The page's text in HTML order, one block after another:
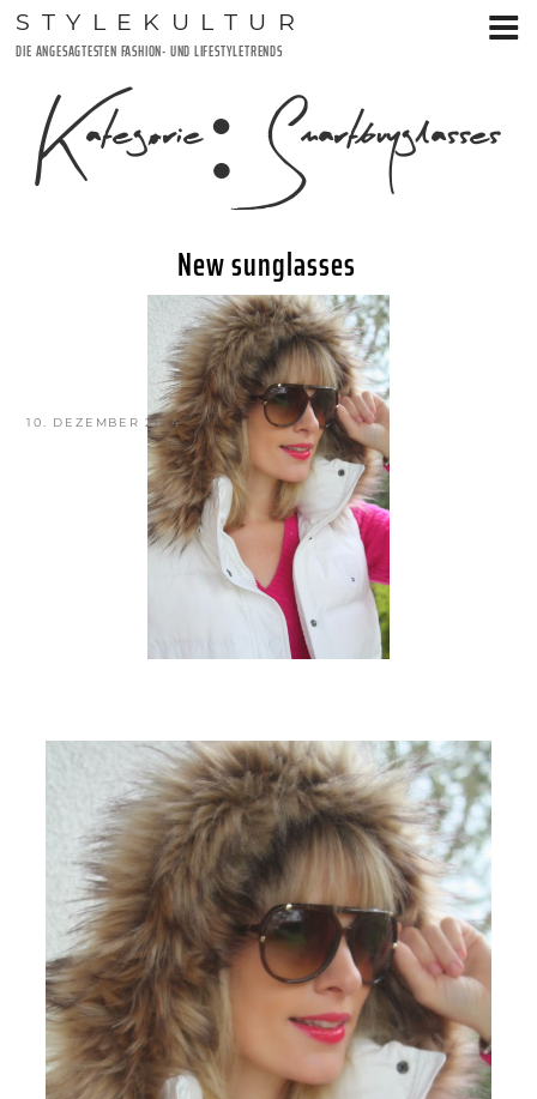
Zum
Inhalt
STYLEKULTUR
DIE ANGESAGTESTEN FASHION- UND LIFESTYLETRENDS
Kategorie: Smartbuyglasses
VERÖFFENTLICHT
10. DEZEMBER 2014
New sunglasses